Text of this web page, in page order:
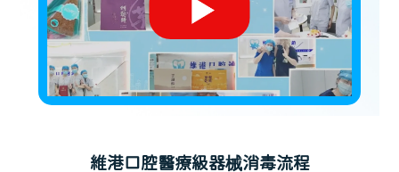
維港口腔醫療級器械消毒流程